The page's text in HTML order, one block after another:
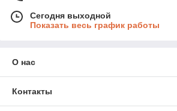
Сегодня выходной
Показать весь график работы
О нас
Контакты